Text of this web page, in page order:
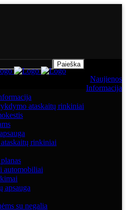
Naujienos
Informacija
ataskaitų rinkiniai
rinkiniai
automobiliai
apsauga
su negalia